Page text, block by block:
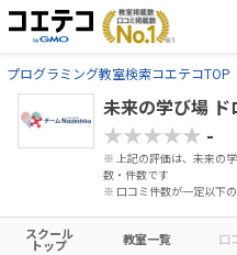
プログラミング教室検索コエテコTOP
未来の学び場
★★★★★ -
※ 上記の評価は、未来の
数・件数です
※ 口コミ件数が一定以下
スクール
トップ 教室一覧 口